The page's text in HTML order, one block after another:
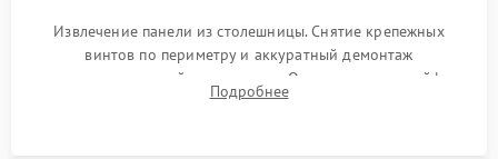
Извлечение панели из столешницы. Снятие крепежных
винтов по периметру и аккуратный демонтаж
стеклокерамической поверхности. Отсоединение шлейфов
сенсорного блока для доступа к силовым платам, катушкам
Подробнее